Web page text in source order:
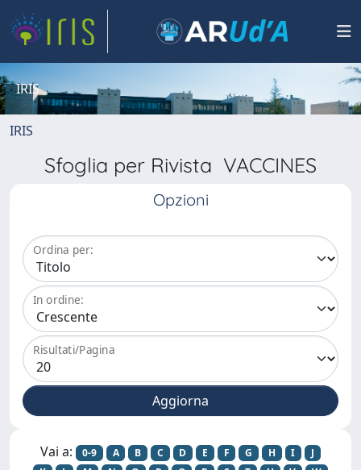
IRIS
IRIS
Sfoglia per Rivista VACCINES
Opzioni
Ordina per:
In ordine:
Risultati/Pagina
Vai a: 0-9 A B C D E F G H I
J